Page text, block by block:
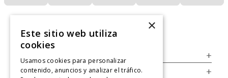
+
Legal +
×
Este sitio web utiliza
cookies
Usamos cookies para personalizar
contenido, anuncios y analizar el tráfico.